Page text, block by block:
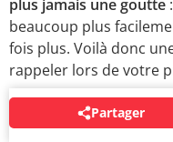
plus jamais une goutte
beaucoup plus
fois plus. Voilà donc
rappeler lors de votre
Partager
AUTOUR DU MÊME